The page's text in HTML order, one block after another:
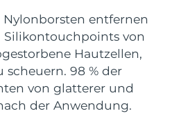
Nylonborsten entfernen
von
Hautzellen,
scheuern. 98 % der
von glatterer und
der Anwendung.